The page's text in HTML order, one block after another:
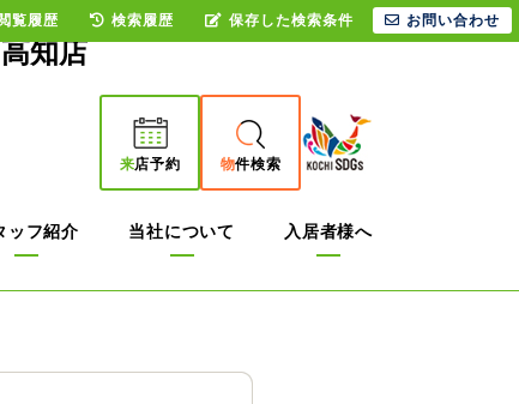
知店
来店予約 物件検索
ッフ紹介 当社について 入居者様へ
覧履歴 検索履歴 保存した検索条件 お問い合わせ